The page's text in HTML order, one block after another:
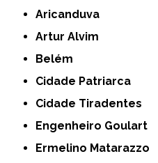
Aricanduva
Artur Alvim
Belém
Cidade Patriarca
Cidade Tiradentes
Engenheiro Goulart
Ermelino Matarazzo